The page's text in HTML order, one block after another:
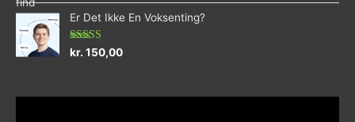
ud
af
5
Er Det Ikke En Voksenting?
Vurderet
ud af 5
kr. 150,00